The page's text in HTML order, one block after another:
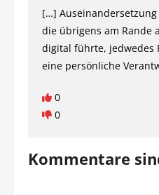
[…]
die übrigens am Rande
digital führte, jedwedes
eine persönliche
0
0
Kommentare